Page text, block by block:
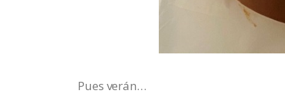
Pues verán…